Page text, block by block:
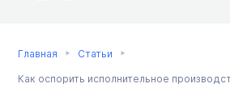
Главная Статьи
Как оспорить исполнительное